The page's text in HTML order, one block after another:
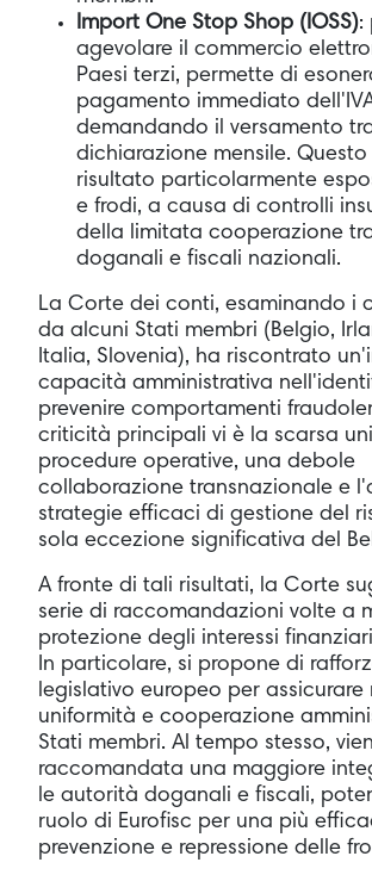
Import One Stop Shop (IOSS):
agevolare il commercio
Paesi terzi, permette di
pagamento immediato
demandando il versamento
dichiarazione mensile. Questo
risultato particolarmente
e frodi, a causa di controlli
della limitata cooperazione
doganali e fiscali nazionali.
La Corte dei conti, esaminando i
da alcuni Stati membri (Belgio,
Italia, Slovenia), ha riscontrato
capacità amministrativa
prevenire comportamenti
criticità principali vi è la scarsa
procedure operative, una debole
collaborazione transnazionale e
strategie efficaci di gestione del
sola eccezione significativa del
A fronte di tali risultati, la Corte
serie di raccomandazioni volte a
protezione degli interessi
In particolare, si propone di
legislativo europeo per assicurare
uniformità e cooperazione
Stati membri. Al tempo stesso,
raccomandata una maggiore
le autorità doganali e fiscali,
ruolo di Eurofisc per una più
prevenzione e repressione delle